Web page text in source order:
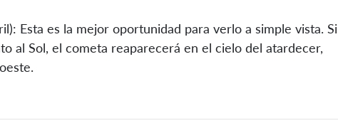
Esta es la mejor oportunidad para verlo a simple vista. Si
al Sol, el cometa reaparecerá en el cielo del atardecer,